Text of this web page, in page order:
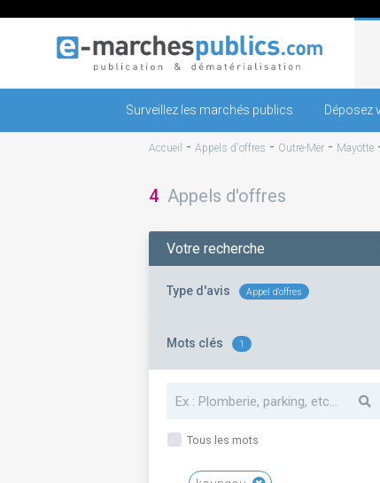
Surveillez les marchés publics Déposez
Accueil - Appels d'offres - Outre-Mer - Mayotte
4 Appels d'offres
Votre recherche
Type d'avis Appel d'offres
Mots clés 1
Tous les mots